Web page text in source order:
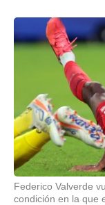
Federico Valverde
condición en la que